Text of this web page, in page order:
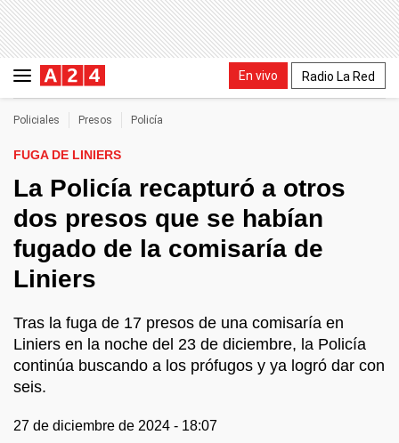
En vivo Radio La Red
Policiales Presos Policía
FUGA DE LINIERS
La Policía recapturó a otros
dos presos que se habían
fugado de la comisaría de
Liniers
Tras la fuga de 17 presos de una comisaría en
Liniers en la noche del 23 de diciembre, la Policía
continúa buscando a los prófugos y ya logró dar con
seis.
27 de diciembre de 2024 - 18:07